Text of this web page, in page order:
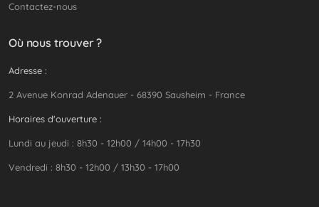
Contactez-nous
Où nous trouver ?
Adresse :
2 Avenue Konrad Adenauer - 68390 Sausheim - France
Horaires d'ouverture :
Lundi au jeudi : 8h30 - 12h00 / 14h00 - 17h30
Vendredi : 8h30 - 12h00 / 13h30 - 17h00